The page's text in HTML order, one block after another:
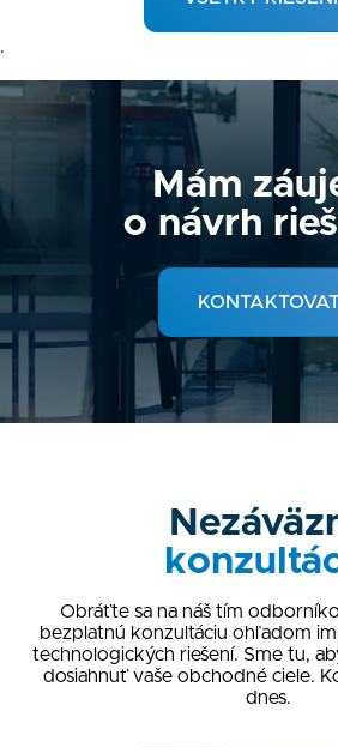
.
Mám
o návrh
Obráťte sa na náš tím
bezplatnú konzultáciu ohľadom
technologických riešení. Sme tu,
dosiahnuť vaše obchodné ciele.
dnes.